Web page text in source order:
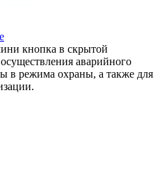
кнопка в скрытой
аварийного
в режима охраны, а также для